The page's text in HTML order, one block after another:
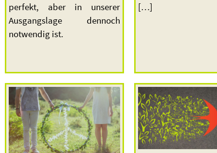
perfekt, aber in unserer
Ausgangslage dennoch
notwendig ist.
[…]